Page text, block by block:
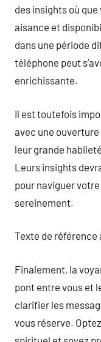
des insights où
aisance et
dans une période
téléphone peut
enrichissante.
Il est toutefois
avec une ouverture
leur grande
Leurs insights
pour naviguer
sereinement.
Texte de référence
Finalement, la
pont entre vous et
clarifier les
vous réserve.